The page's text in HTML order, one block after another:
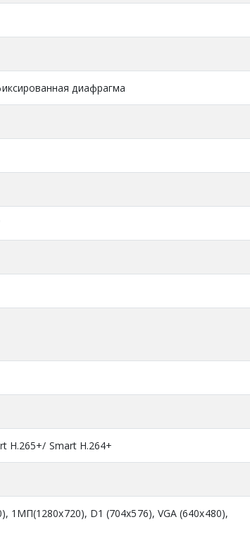
диафрагма
H.265+/ Smart H.264+
1МП(1280x720), D1 (704x576), VGA (640x480),